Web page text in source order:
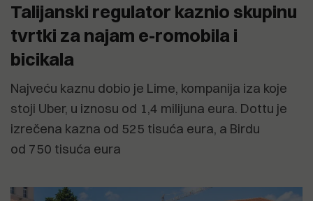
Talijanski regulator kaznio skupinu
tvrtki za najam e-romobila i
bicikala
Najveću kaznu dobio je Lime, kompanija iza koje
stoji Uber, u iznosu od 1,4 milijuna eura. Dottu je
izrečena kazna od 525 tisuća eura, a Birdu
od 750 tisuća eura